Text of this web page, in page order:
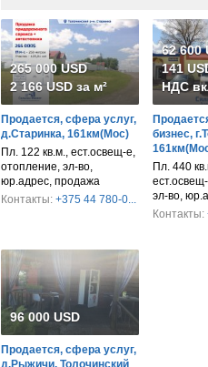
265 000 USD
2 166 USD за м²
Продается, сфера услуг,
д.Старинка, 161км(Мос)
Пл. 122 кв.м., ест.освещ-е,
отопление, эл-во,
юр.адрес, продажа
Контакты: +375 44 780-0...
62 600
141
НДС
бизнес,
Пл. 440
эл-во,
Контакты:
96 000 USD
Продается, сфера услуг,
д.Рыжичи, Толочинский